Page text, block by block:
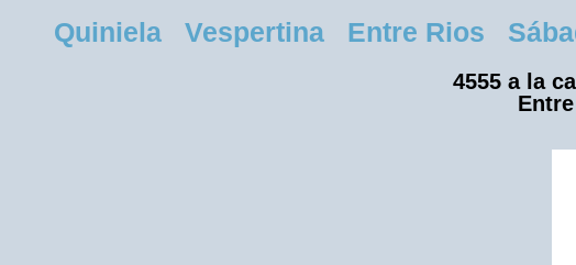
Quiniela Vespertina Entre Rios
4555 a la